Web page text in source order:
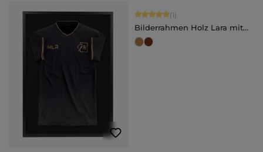
Durchschnittliche Bewertung von 5
(1)
Bilderrahmen Holz Lara mit
Abstandsleiste